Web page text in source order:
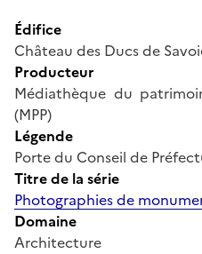
Édifice
Château des Ducs de
Producteur
Médiathèque du
(MPP)
Légende
Porte du Conseil de
Titre de la série
Photographies de
Domaine
Architecture